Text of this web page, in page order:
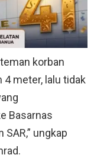
korban
meter, lalu tidak
Basarnas
ungkap